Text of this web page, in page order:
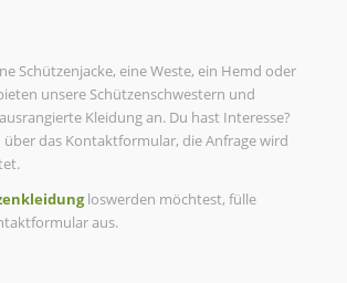
Schützenjacke, eine Weste, ein Hemd oder
unsere Schützenschwestern und
Kleidung an. Du hast Interesse?
über das Kontaktformular, die Anfrage wird
loswerden möchtest, fülle
aus.